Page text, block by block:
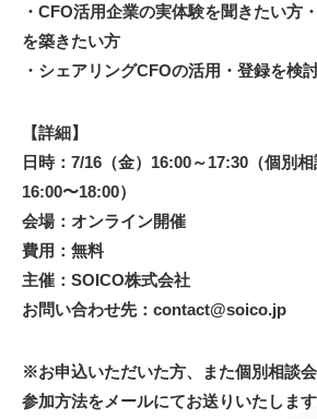
・CFO活用企業の実体験を聞きたい方
を築きたい方
・シェアリングCFOの活用・登録を検
【詳細】
日時：7/16（金）16:00～17:30（個別
16:00〜18:00）
会場：オンライン開催
費用：無料
主催：SOICO株式会社
お問い合わせ先： contact@soico.jp
※お申込いただいた方、また個別相談会
参加方法をメールにてお送りいたします